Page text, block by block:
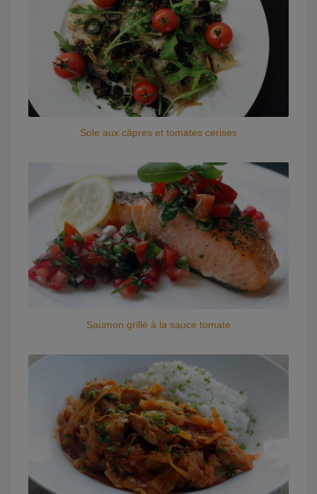
Sole aux câpres et tomates cerises
Saumon grillé à la sauce tomate